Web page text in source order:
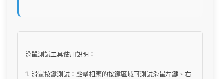
滑鼠測試工具使用說明：
1. 滑鼠按鍵測試：點擊相應的按鍵區域可測試滑鼠左鍵、右